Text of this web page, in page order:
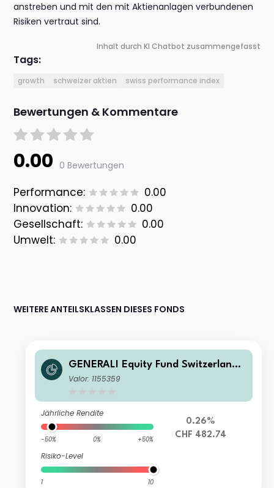
anstreben und mit den mit Aktienanlagen verbundenen
Risiken vertraut sind.
Inhalt durch KI Chatbot zusammengefasst
Tags:
growth schweizer aktien swiss performance index
Bewertungen & Kommentare
0.00 0 Bewertungen
Performance:
0.00
Innovation:
0.00
Gesellschaft:
0.00
Umwelt:
0.00
WEITERE ANTEILSKLASSEN DIESES FONDS
GENERALI Equity Fund Switzerland
A
Valor: 1155359
Jährliche Rendite
-50% 0% +50%
Risiko-Level
1 10
0.26%
CHF 482.74